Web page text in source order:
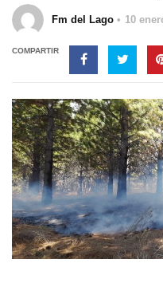
Fm del Lago 10
COMPARTIR